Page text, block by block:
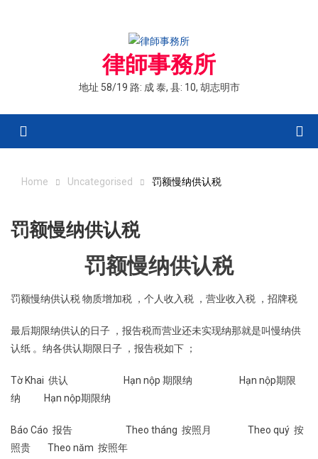
律師事務所
地址 58/19 路: 成 泰, 县: 10, 胡志明市
Home Uncategorised 罚额慢纳供认税
罚额慢纳供认税
罚额慢纳供认税
罚额慢纳供认税 物质增加税 ，个人收入税 ，营业收入税 ，招牌税
最后期限纳供认的日子 ，报告税而营业还未实现纳那就是叫慢纳供
认纸 。纳各供认期限日子 ，报告税如下 ；
Tờ Khai 供认 Hạn nộp 期限纳 Hạn nộp期限
纳 Hạn nộp期限纳
Báo Cáo 报告 Theo tháng 按照月 Theo quý 按
照贵 Theo năm 按照年